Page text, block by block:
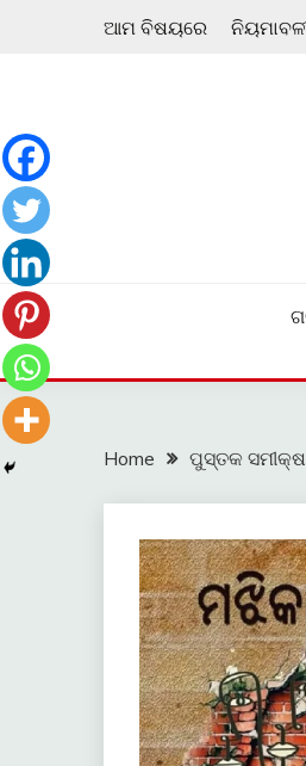
ଆମ ବିଷୟରେ
Home ପୁସ୍ତକ